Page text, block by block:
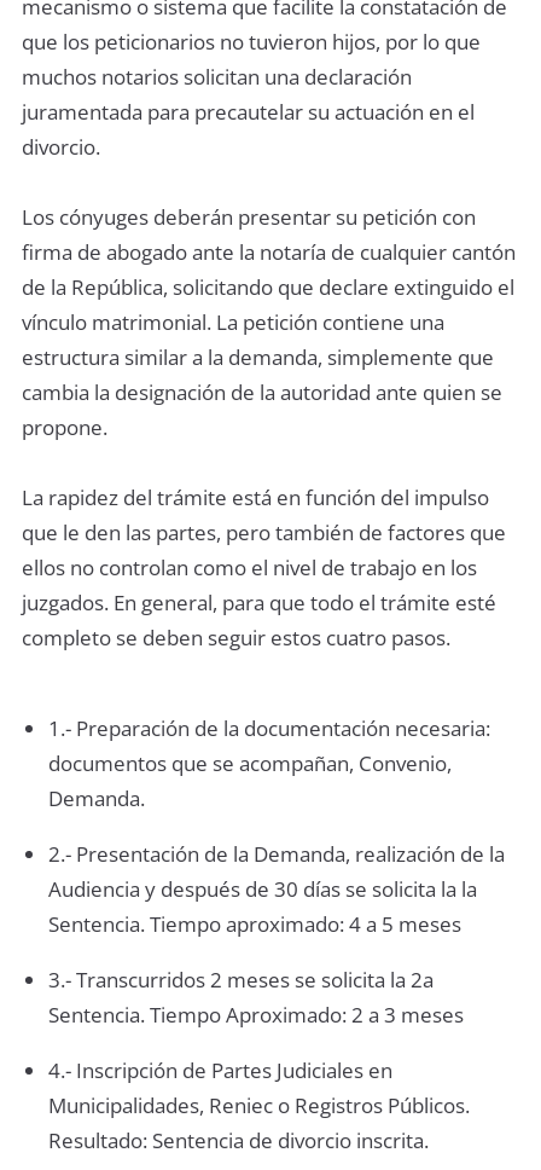
mecanismo o sistema que facilite la constatación de
que los peticionarios no tuvieron hijos, por lo que
muchos notarios solicitan una declaración
juramentada para precautelar su actuación en el
divorcio.
Los cónyuges deberán presentar su petición con
firma de abogado ante la notaría de cualquier cantón
de la República, solicitando que declare extinguido el
vínculo matrimonial. La petición contiene una
estructura similar a la demanda, simplemente que
cambia la designación de la autoridad ante quien se
propone.
La rapidez del trámite está en función del impulso
que le den las partes, pero también de factores que
ellos no controlan como el nivel de trabajo en los
juzgados. En general, para que todo el trámite esté
completo se deben seguir estos cuatro pasos.
1.- Preparación de la documentación necesaria:
documentos que se acompañan, Convenio,
Demanda.
2.- Presentación de la Demanda, realización de la
Audiencia y después de 30 días se solicita la la
Sentencia. Tiempo aproximado: 4 a 5 meses
3.- Transcurridos 2 meses se solicita la 2a
Sentencia. Tiempo Aproximado: 2 a 3 meses
4.- Inscripción de Partes Judiciales en
Municipalidades, Reniec o Registros Públicos.
Resultado: Sentencia de divorcio inscrita.